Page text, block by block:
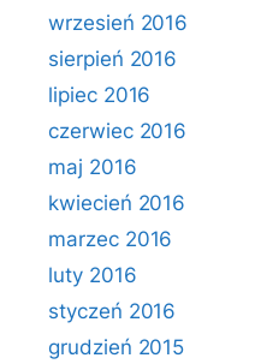
wrzesień 2016
sierpień 2016
lipiec 2016
czerwiec 2016
maj 2016
kwiecień 2016
marzec 2016
luty 2016
styczeń 2016
grudzień 2015